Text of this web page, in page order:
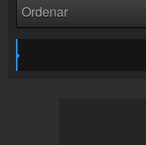
Inclúyelo a tu sitio web